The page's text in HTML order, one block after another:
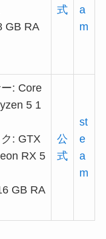
GB RA
式
a
m
: Core
5 1
: GTX
RX 5
GB RA
公
式
st
e
a
m